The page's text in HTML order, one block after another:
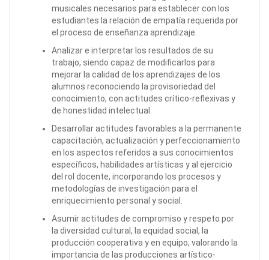
musicales necesarios para establecer con los
estudiantes la relación de empatía requerida por
el proceso de enseñanza aprendizaje.
Analizar e interpretar los resultados de su
trabajo, siendo capaz de modificarlos para
mejorar la calidad de los aprendizajes de los
alumnos reconociendo la provisoriedad del
conocimiento, con actitudes crítico-reflexivas y
de honestidad intelectual.
Desarrollar actitudes favorables a la permanente
capacitación, actualización y perfeccionamiento
en los aspectos referidos a sus conocimientos
específicos, habilidades artísticas y al ejercicio
del rol docente, incorporando los procesos y
metodologías de investigación para el
enriquecimiento personal y social.
Asumir actitudes de compromiso y respeto por
la diversidad cultural, la equidad social, la
producción cooperativa y en equipo, valorando la
importancia de las producciones artístico-